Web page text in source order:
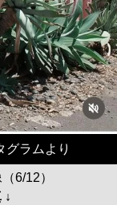
グラムより
6/12）
↓